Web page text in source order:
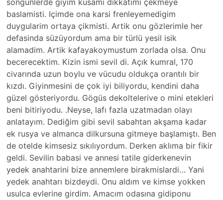
songünlerde giyim kusami dikkatimi çekmeye
baslamisti. Içimde ona karsi frenleyemedigim
duygularim ortaya çikmisti. Artik onu gözlerimle her
defasinda süzüyordum ama bir türlü yesil isik
alamadim. Artik kafayakoymustum zorlada olsa. Onu
becerecektim. Kizin ismi sevil di. Açık kumral, 170
civarında uzun boylu ve vücudu oldukça orantılı bir
kızdı. Giyinmesini de çok iyi biliyordu, kendini daha
güzel gösteriyordu. Gögüs dekoltelerive o mini etekleri
beni bitiriyodu. .Neyse, lafı fazla uzatmadan olayı
anlatayım. Dediğim gibi sevil sabahtan akşama kadar
ek rusya ve almanca dilkursuna gitmeye başlamıştı. Ben
de otelde kimsesiz sıkılıyordum. Derken aklıma bir fikir
geldi. Sevilin babasi ve annesi tatile giderkenevin
yedek anahtarini bize annemlere birakmislardi… Yani
yedek anahtarı bizdeydi. Onu aldım ve kimse yokken
usulca evlerine girdim. Amacım odasına gidiponu